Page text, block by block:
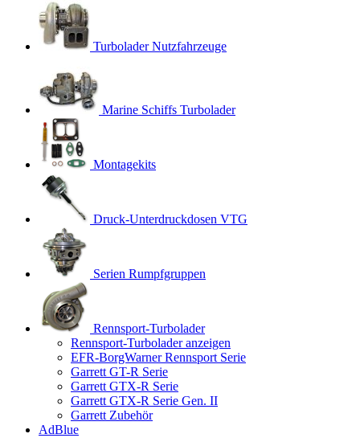
Turbolader Nutzfahrzeuge
Marine Schiffs Turbolader
Montagekits
Druck-Unterdruckdosen VTG
Serien Rumpfgruppen
Rennsport-Turbolader
Rennsport-Turbolader anzeigen
EFR-BorgWarner Rennsport Serie
Garrett GT-R Serie
Garrett GTX-R Serie
Garrett GTX-R Serie Gen. II
Garrett Zubehör
AdBlue